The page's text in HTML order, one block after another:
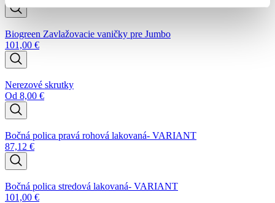
Biogreen Zavlažovacie vaničky pre Jumbo
101,00 €
Nerezové skrutky
Od 8,00 €
Bočná polica pravá rohová lakovaná- VARIANT
87,12 €
Bočná polica stredová lakovaná- VARIANT
101,00 €